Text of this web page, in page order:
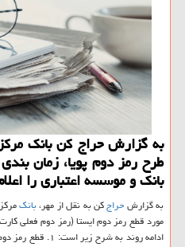
به گزارش حراج كن بانك
بانك و موسسه اعتباری را
به گزارشحراجكن به نقل از مهر،بانك
مورد قطع رمز دوم ایستا (رمز دوم فعلی
ادامه روند به شرح زیر است: ۱. قطع رمز دوم ایستا در بانكهای